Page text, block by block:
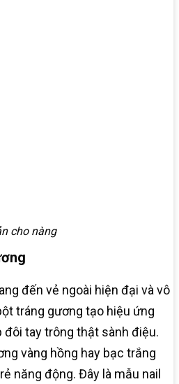
cho nàng
đến vẻ ngoài hiện đại và vô
tráng gương tạo hiệu ứng
đôi tay trông thật sành điệu.
vàng hồng hay bạc trắng
năng động. Đây là mẫu nail